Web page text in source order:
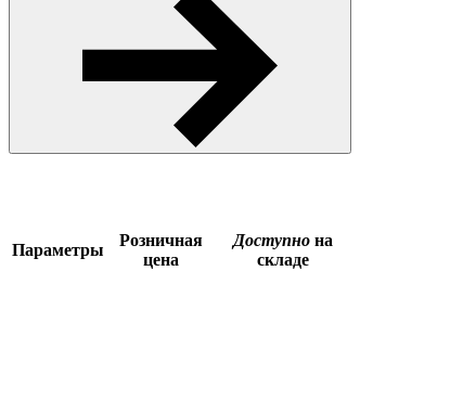
Параметры
Розничная
цена
Доступно на
складе